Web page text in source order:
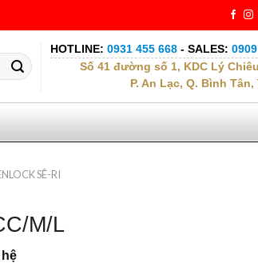
HOTLINE: 0931 455 668 - SALES:
Số 41 đường số 1, KDC Lý
P. An Lạc, Q. Bình Tân,
SÊ-RI
M/L